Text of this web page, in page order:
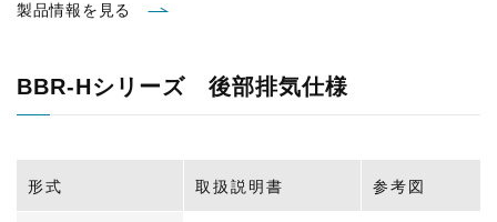
BBD-30H-M6 (1,874KB)
BBD-40H-M6 (1,874KB) (99KB)
製品情報を見る
BBR-Hシリーズ 後部排気仕様
形式 取扱説明書 参考図